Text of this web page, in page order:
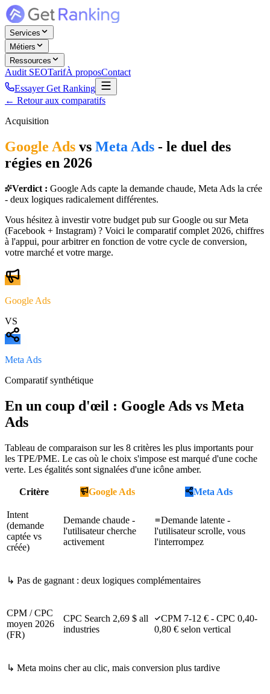
Services
Métiers
Ressources
Audit SEOTarifÀ proposContact
Essayer Get Ranking
← Retour aux comparatifs
Acquisition
Google Ads vs Meta Ads - le duel des
régies en 2026
Verdict : Google Ads capte la demande chaude, Meta Ads la crée
- deux logiques radicalement différentes.
Vous hésitez à investir votre budget pub sur Google ou sur Meta
(Facebook + Instagram) ? Voici le comparatif complet 2026, chiffres
à l'appui, pour arbitrer en fonction de votre cycle de conversion,
votre marché et votre marge.
Google Ads
VS
Meta Ads
Comparatif synthétique
En un coup d'œil : Google Ads vs Meta
Ads
Tableau de comparaison sur les 8 critères les plus importants pour
les TPE/PME. Le cas où le choix s'impose est marqué d'une coche
verte. Les égalités sont signalées d'une icône amber.
Critère Google Ads Meta Ads
Intent
(demande
captée vs
créée)
Demande chaude -
l'utilisateur cherche
activement
Demande latente -
l'utilisateur scrolle, vous
l'interrompez
↳ Pas de gagnant : deux logiques complémentaires
CPM / CPC
moyen 2026
(FR)
CPC Search 2,69 $ all
industries
CPM 7-12 € - CPC 0,40-
0,80 € selon vertical
↳ Meta moins cher au clic, mais conversion plus tardive